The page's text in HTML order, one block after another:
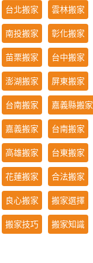
台北搬家 雲林搬家
南投搬家 彰化搬家
苗栗搬家 台中搬家
澎湖搬家 屏東搬家
台南搬家 嘉義縣搬家
嘉義搬家 台南搬家
高雄搬家 台東搬家
花蓮搬家 合法搬家
良心搬家 搬家選擇
搬家技巧 搬家知識